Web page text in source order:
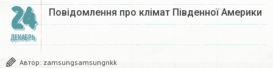
24
ДЕКАБРЬ
Повідомлення про клімат Південної Америки
Автор: zamsungsamsungnkk